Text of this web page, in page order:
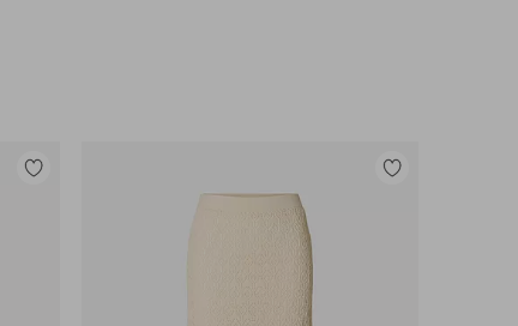
Lisää
Lisää